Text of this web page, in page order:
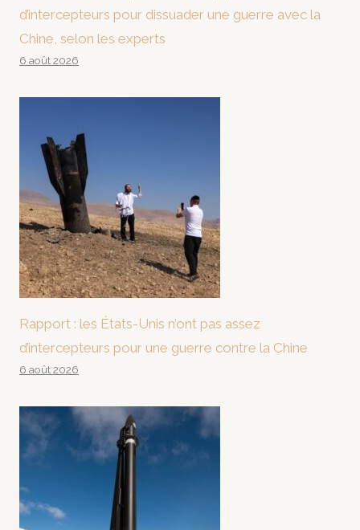
d’intercepteurs pour dissuader une guerre avec la
Chine, selon les experts
6 août 2026
Rapport : les États-Unis n’ont pas assez
d’intercepteurs pour une guerre contre la Chine
6 août 2026